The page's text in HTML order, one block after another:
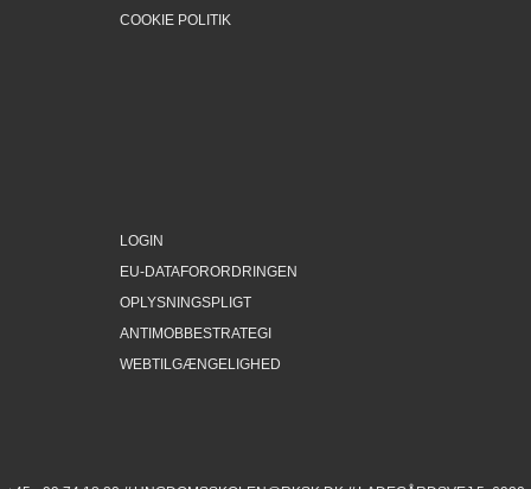
COOKIE POLITIK
LOGIN
EU-DATAFORORDRINGEN
OPLYSNINGSPLIGT
ANTIMOBBESTRATEGI
WEBTILGÆNGELIGHED